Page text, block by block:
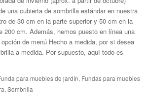
una cubierta de sombrilla estándar en nuestra
de 30 cm en la parte superior y 50 cm en la
200 cm. Además, hemos puesto en línea una
de menú Hecho a medida, por si desea
a medida. Por supuesto, aquí todo es
para muebles de jardín, Fundas para muebles
, Sombrilla